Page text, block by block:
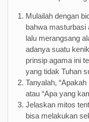
Mulailah dengan
bahwa masturbasi
lalu merangsang
adanya suatu
prinsip agama ini
yang tidak Tuhan
Tanyalah,
atau “Apa yang
Jelaskan mitos
bisa melakukan